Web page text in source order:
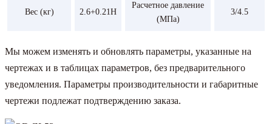
Вес (кг) 2.6+0.21Н
Расчетное давление
(МПа)
3/4.5
Мы можем изменять и обновлять параметры, указанные на
чертежах и в таблицах параметров, без предварительного
уведомления. Параметры производительности и габаритные
чертежи подлежат подтверждению заказа.